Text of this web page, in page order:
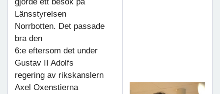
Länsstyrelsen
Norrbotten. Det passade
bra den
6:e eftersom det under
Gustav II Adolfs
regering av rikskanslern
Axel Oxenstierna